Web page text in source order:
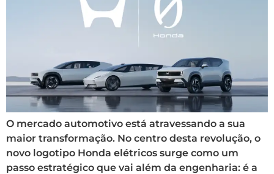
O mercado automotivo está atravessando a sua
maior transformação. No centro desta revolução, o
novo logotipo Honda elétricos surge como um
passo estratégico que vai além da engenharia: é a